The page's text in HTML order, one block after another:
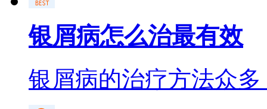
银屑病怎么治最有效
银屑病的治疗方法众多